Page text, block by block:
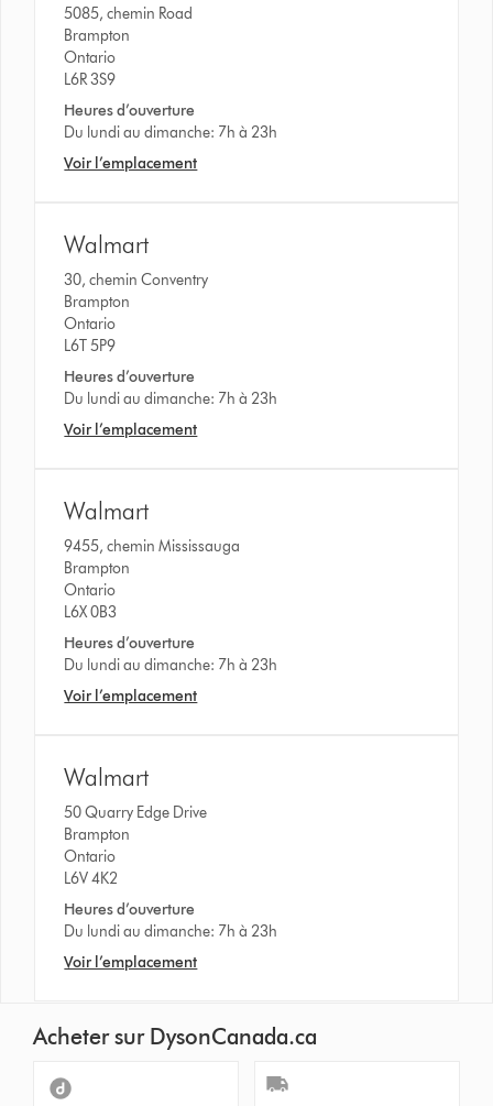
5085, chemin Road
Brampton
Ontario
L6R 3S9
Heures d’ouverture
Du lundi au dimanche: 7h à 23h
Voir l’emplacement
Walmart
30, chemin Conventry
Brampton
Ontario
L6T 5P9
Heures d’ouverture
Du lundi au dimanche: 7h à 23h
Voir l’emplacement
Walmart
9455, chemin Mississauga
Brampton
Ontario
L6X 0B3
Heures d’ouverture
Du lundi au dimanche: 7h à 23h
Voir l’emplacement
Walmart
50 Quarry Edge Drive
Brampton
Ontario
L6V 4K2
Heures d’ouverture
Du lundi au dimanche: 7h à 23h
Voir l’emplacement
Acheter sur DysonCanada.ca